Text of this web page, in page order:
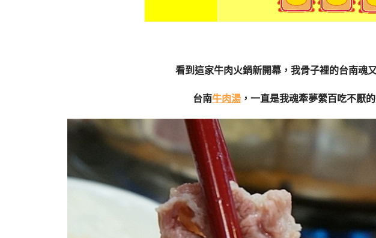
看到這家牛肉火鍋新開幕，我骨子裡的台南魂
台南牛肉湯 ，一直是我魂牽夢縈百吃不厭